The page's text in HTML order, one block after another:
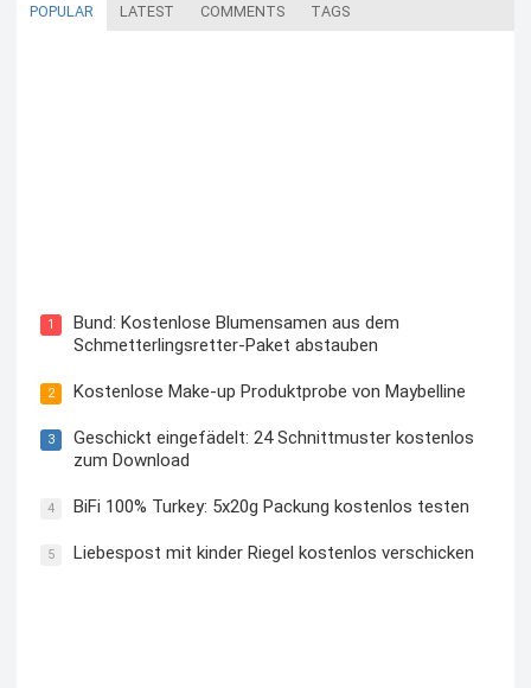
POPULAR LATEST COMMENTS TAGS
1
Bund: Kostenlose Blumensamen aus dem
Schmetterlingsretter-Paket abstauben
2 Kostenlose Make-up Produktprobe von Maybelline
3
Geschickt eingefädelt: 24 Schnittmuster kostenlos
zum Download
4 BiFi 100% Turkey: 5x20g Packung kostenlos testen
5 Liebespost mit kinder Riegel kostenlos verschicken